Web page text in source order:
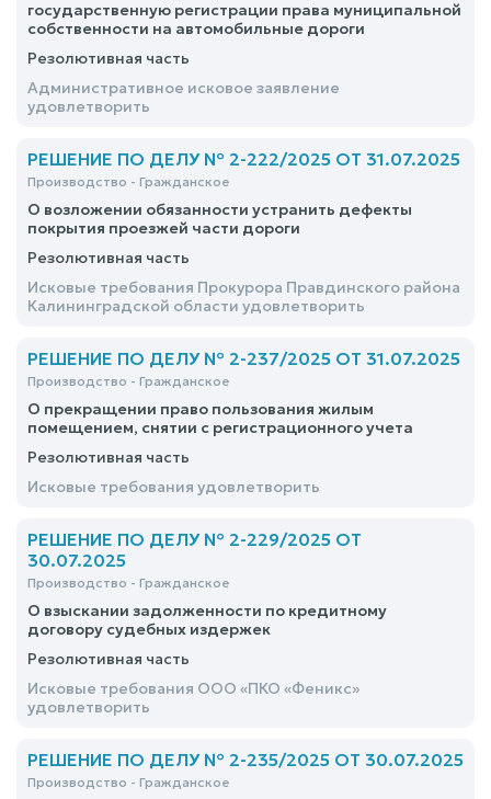
государственную регистрации права муниципальной
собственности на автомобильные дороги
Резолютивная часть
Административное исковое заявление
удовлетворить
РЕШЕНИЕ ПО ДЕЛУ № 2-222/2025 ОТ 31.07.2025
Производство - Гражданское
О возложении обязанности устранить дефекты
покрытия проезжей части дороги
Резолютивная часть
Исковые требования Прокурора Правдинского района
Калининградской области удовлетворить
РЕШЕНИЕ ПО ДЕЛУ № 2-237/2025 ОТ 31.07.2025
Производство - Гражданское
О прекращении право пользования жилым
помещением, снятии с регистрационного учета
Резолютивная часть
Исковые требования удовлетворить
РЕШЕНИЕ ПО ДЕЛУ № 2-229/2025 ОТ
30.07.2025
Производство - Гражданское
О взыскании задолженности по кредитному
договору судебных издержек
Резолютивная часть
Исковые требования ООО «ПКО «Феникс»
удовлетворить
РЕШЕНИЕ ПО ДЕЛУ № 2-235/2025 ОТ 30.07.2025
Производство - Гражданское